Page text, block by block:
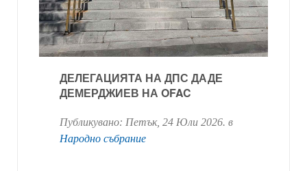
ДЕЛЕГАЦИЯТА НА ДПС ДАДЕ
ДЕМЕРДЖИЕВ НА OFAC
Публикувано: Петък, 24 Юли 2026. в
Народно събрание